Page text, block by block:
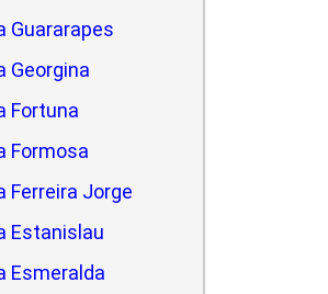
Guararapes
Georgina
Fortuna
Formosa
Ferreira Jorge
Estanislau
Esmeralda